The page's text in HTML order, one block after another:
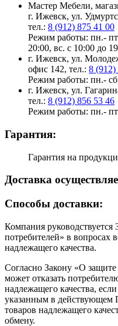
Мастер Мебели,
г. Ижевск, ул.
тел.: 8 (912) 875 41 00
Режим работы: пн.-
20:00, вс. с 10:00 до
г. Ижевск, ул.
офис 142, тел.: 8 (912)
Режим работы: пн.-
г. Ижевск, ул.
тел.: 8 (912) 856 53 46
Режим работы: пн.-
Гарантия:
Гарантия на
Доставка
Cпособы доставки:
Компания
потребителей» в вопросах
надлежащего качества.
Согласно Закону «О
может отказать
надлежащего качества,
указанным в действующем
товаров надлежащего
обмену.